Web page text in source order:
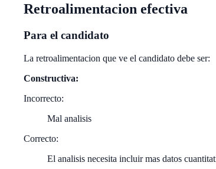
Retroalimentacion efectiva
Para el candidato
La retroalimentacion que ve el candidato debe ser:
Constructiva:
Incorrecto:
Mal analisis
Correcto:
El analisis necesita incluir mas datos